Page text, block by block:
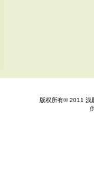
版权所有© 2011 浅